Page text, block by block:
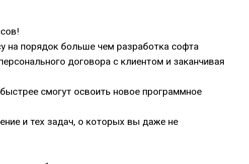
на порядок больше чем разработка софта
договора с клиентом и заканчивая
смогут освоить новое программное
и тех задач, о которых вы даже не